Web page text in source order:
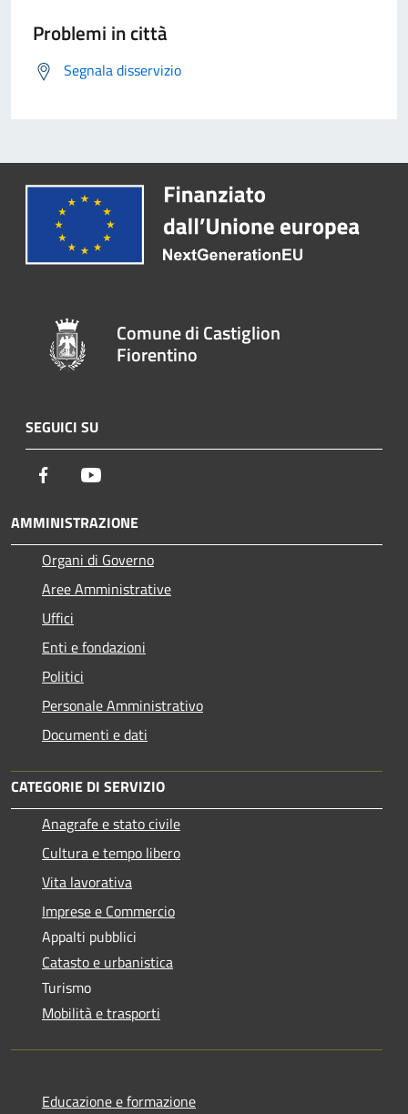
Problemi in città
Segnala disservizio
Comune di Castiglion
Fiorentino
SEGUICI SU
Facebook
AMMINISTRAZIONE
Organi di Governo
Aree Amministrative
Uffici
Enti e fondazioni
Politici
Personale Amministrativo
Documenti e dati
CATEGORIE DI SERVIZIO
Anagrafe e stato civile
Cultura e tempo libero
Vita lavorativa
Imprese e Commercio
Appalti pubblici
Catasto e urbanistica
Turismo
Mobilità e trasporti
Educazione e formazione